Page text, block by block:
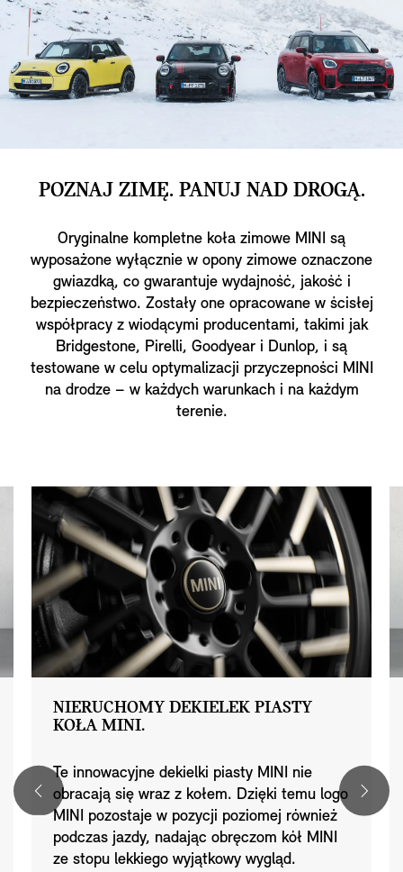
POZNAJ ZIMĘ. PANUJ NAD DROGĄ.
Oryginalne kompletne koła zimowe MINI są
wyposażone wyłącznie w opony zimowe oznaczone
gwiazdką, co gwarantuje wydajność, jakość i
bezpieczeństwo. Zostały one opracowane w ścisłej
współpracy z wiodącymi producentami, takimi jak
Bridgestone, Pirelli, Goodyear i Dunlop, i są
testowane w celu optymalizacji przyczepności MINI
na drodze – w każdych warunkach i na każdym
terenie.
NIERUCHOMY DEKIELEK PIASTY
KOŁA MINI.
Te innowacyjne dekielki piasty MINI nie
obracają się wraz z kołem. Dzięki temu logo
MINI pozostaje w pozycji poziomej również
podczas jazdy, nadając obręczom kół MINI
ze stopu lekkiego wyjątkowy wygląd.